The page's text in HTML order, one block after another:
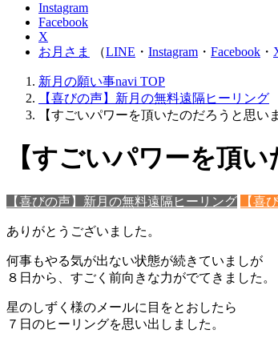
Instagram
Facebook
X
お月さま
（LINE ・ Instagram ・ Facebook ・
新月の願い事navi TOP
【喜びの声】新月の無料遠隔ヒーリング
【すごいパワーを頂いたのだろうと思い
【すごいパワーを頂
【喜びの声】新月の無料遠隔ヒーリング 【喜
ありがとうございました。
何事もやる気が出ない状態が続きていましが
８日から、すごく前向きな力がでてきました。
星のしずく様のメールに目をとおしたら
７日のヒーリングを思い出しました。